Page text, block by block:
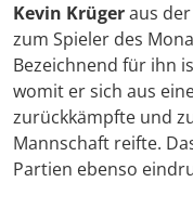
Kevin Krügeraus
zum Spieler des
Bezeichnend für ihn
womit er sich aus
zurückkämpfte und
Mannschaft reifte.
Partien ebenso